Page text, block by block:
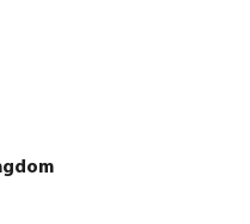
sur les prix
développés pour le